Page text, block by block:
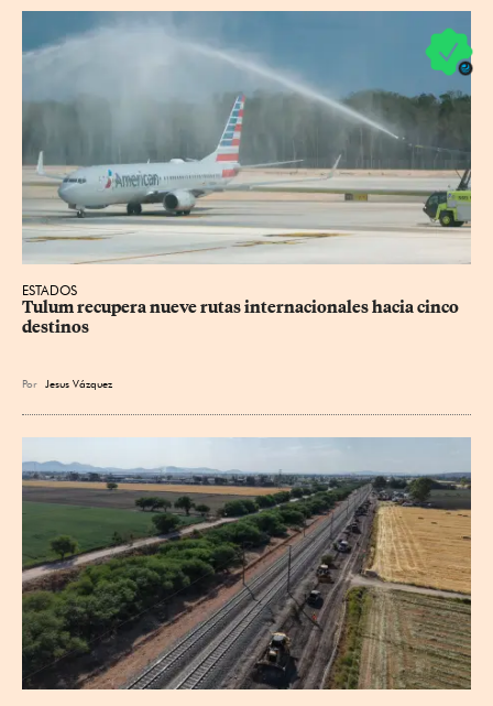
ESTADOS
Tulum recupera nueve rutas internacionales hacia cinco
destinos
Por Jesus Vázquez